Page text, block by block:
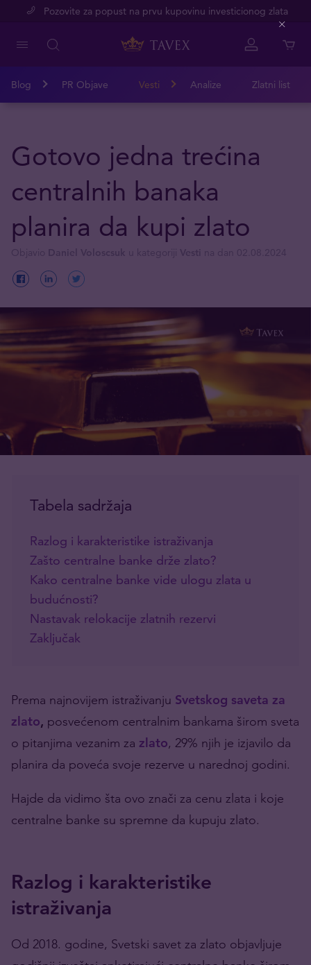
Pozovite za popust na prvu kupovinu investicionog zlata
Blog PR Objave Vesti Analize Zlatni list
Gotovo jedna trećina
centralnih banaka
planira da kupi zlato
Tabela sadržaja
Razlog i karakteristike istraživanja
Zašto centralne banke drže zlato?
Kako centralne banke vide ulogu zlata u
budućnosti?
Nastavak relokacije zlatnih rezervi
Zaključak
Prema najnovijem istraživanju Svetskog saveta za
zlato, posvećenom centralnim bankama širom sveta
o pitanjima vezanim za zlato, 29% njih je izjavilo da
planira da poveća svoje rezerve u narednoj godini.
Hajde da vidimo šta ovo znači za cenu zlata i koje
centralne banke su spremne da kupuju zlato.
Razlog i karakteristike
istraživanja
Od 2018. godine, Svetski savet za zlato objavljuje
Close